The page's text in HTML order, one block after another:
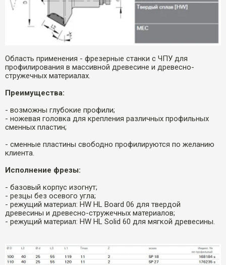
Область применения - фрезерные станки с ЧПУ для
профилирования в массивной древесине и древесно-
стружечных материалах.
Преимущества:
- возможны глубокие профили;
- ножевая головка для крепления различных профильных
сменных пластин;
- сменные пластины свободно профилируются по желанию
клиента.
Исполнение фрезы:
- базовый корпус изогнут;
- резцы без осевого угла;
- режущий материал: HW HL Board 06 для твердой
древесины и древесно-стружечных материалов;
- режущий материал: HW HL Solid 60 для мягкой древесины.